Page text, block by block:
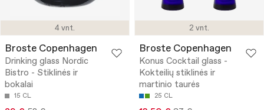
4 vnt.
Broste Copenhagen
Drinking glass Nordic
Bistro - Stiklinės ir
bokalai
15 CL
2 vnt.
Broste Copenhagen
Konus Cocktail glass -
Kokteilių stiklinės ir
martinio taurės
25 CL